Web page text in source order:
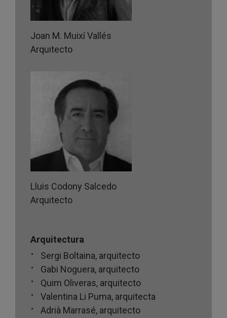
Joan M. Muixí Vallés
Arquitecto
Lluis Codony Salcedo
Arquitecto
Arquitectura
Sergi Boltaina, arquitecto
Gabi Noguera, arquitecto
Quim Oliveras, arquitecto
Valentina Li Puma, arquitecta
Adrià Marrasé, arquitecto